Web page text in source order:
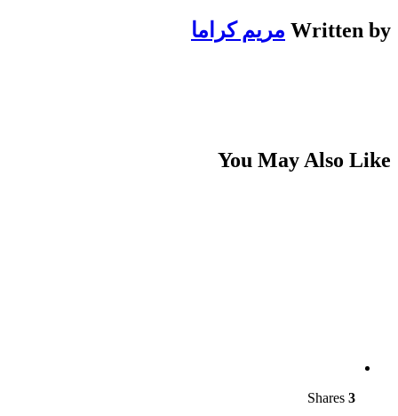
Written by مريم كراما
You May Also Like
3